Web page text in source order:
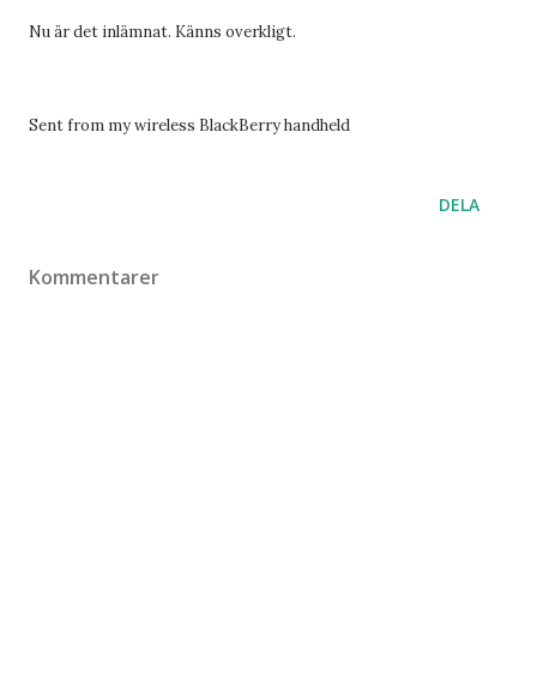
Nu är det inlämnat. Känns overkligt.
Sent from my wireless BlackBerry handheld
DELA
Kommentarer